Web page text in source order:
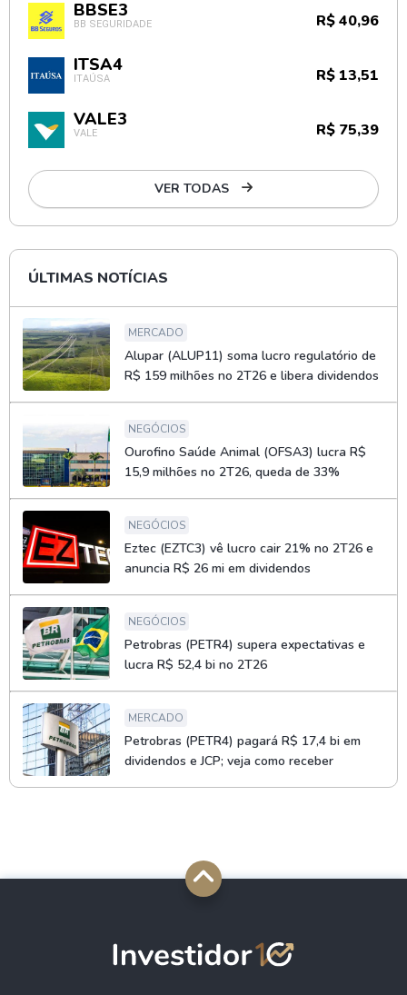
BBSE3
BB SEGURIDADE R$ 40,96
ITSA4
ITAÚSA R$ 13,51
VALE3
VALE R$ 75,39
VER TODAS
ÚLTIMAS NOTÍCIAS
MERCADO
Alupar (ALUP11) soma lucro regulatório de
R$ 159 milhões no 2T26 e libera dividendos
NEGÓCIOS
Ourofino Saúde Animal (OFSA3) lucra R$
15,9 milhões no 2T26, queda de 33%
NEGÓCIOS
Eztec (EZTC3) vê lucro cair 21% no 2T26 e
anuncia R$ 26 mi em dividendos
NEGÓCIOS
Petrobras (PETR4) supera expectativas e
lucra R$ 52,4 bi no 2T26
MERCADO
Petrobras (PETR4) pagará R$ 17,4 bi em
dividendos e JCP; veja como receber